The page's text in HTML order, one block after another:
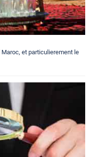
et particulierement le